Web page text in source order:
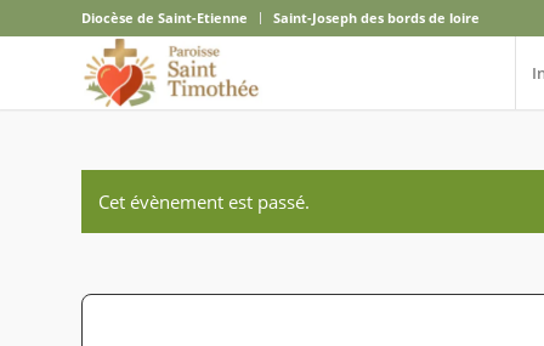
Diocèse de Saint-Etienne Saint-Joseph des bords de loire
Cet évènement est passé.